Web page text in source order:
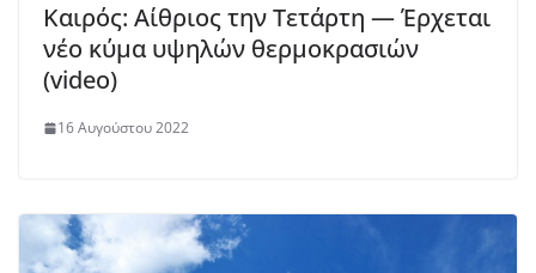
Καιρός: Αίθριος την Τετάρτη — Έρχεται
νέο κύμα υψηλών θερμοκρασιών
(video)
16 Αυγούστου 2022